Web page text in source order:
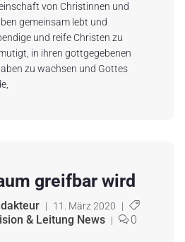
von Christinnen und
gemeinsam lebt und
und reife Christen zu
in ihren gottgegebenen
zu wachsen und Gottes
greifbar wird
| 11. März 2020 |
& Leitung News |
0